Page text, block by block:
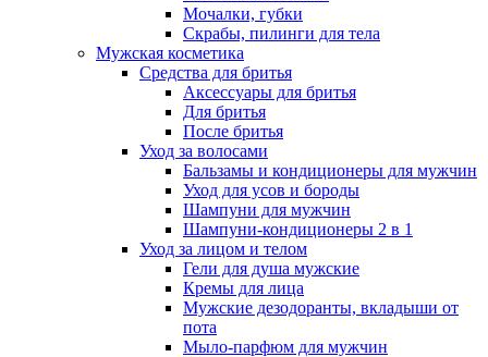
Мочалки, губки
Скрабы, пилинги для тела
Мужская косметика
Средства для бритья
Аксессуары для бритья
Для бритья
После бритья
Уход за волосами
Бальзамы и кондиционеры для мужчин
Уход для усов и бороды
Шампуни для мужчин
Шампуни-кондиционеры 2 в 1
Уход за лицом и телом
Гели для душа мужские
Кремы для лица
Мужские дезодоранты, вкладыши от
пота
Мыло-парфюм для мужчин